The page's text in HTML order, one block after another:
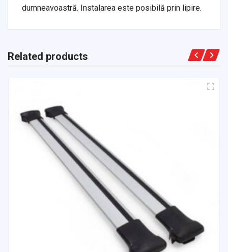
dumneavoastră. Instalarea este posibilă prin lipire.
Related products